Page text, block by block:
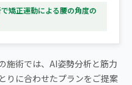
矯正運動による腰の角度の
施術では、AI姿勢分析と筋力
りに合わせたプランをご提案